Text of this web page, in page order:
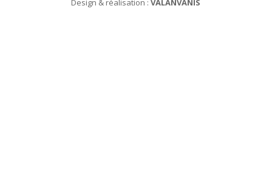
Design & réalisation :VALANVANIS